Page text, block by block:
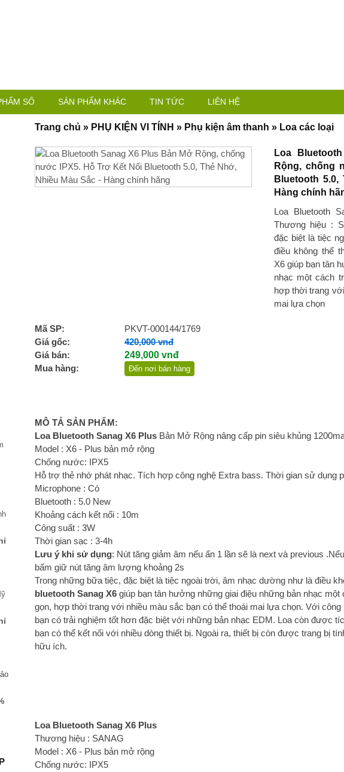
Loa
Rộng, chống
Bluetooth
Hàng chính
Loa Bluetooth
Thương hiệu :
đặc biệt là tiệc
điều không thể
X6 giúp bạn tân
nhạc một cách
hợp thời trang
mai lựa chọn
Mã SP:
PKVT-000144/1769
Giá gốc:
420,000 vnđ
Giá bán:
249,000 vnđ
Mua hàng:
Đến nơi bán hàng
MÔ TẢ SẢN PHẨM:
Loa Bluetooth Sanag X6 Plus Bản Mở Rộng nâng cấp pin siêu khủng
Model : X6 - Plus bản mở rộng
Chống nước: IPX5
Hỗ trợ thẻ nhớ phát nhạc. Tích hợp công nghệ Extra bass. Thời gian sử dụng
Microphone : Có
Bluetooth : 5.0 New
Khoảng cách kết nối : 10m
Công suất : 3W
Thời gian sạc : 3-4h
Lưu ý khi sử dụng: Nút tăng giảm âm nếu ấn 1 lần sẽ là next và previous
bấm giữ nút tăng âm lượng khoảng 2s
Trong những bữa tiệc, đặc biệt là tiệc ngoài trời, âm nhạc dường như là điều
bluetooth Sanag X6 giúp bạn tân hưởng những giai điệu những bản nhạc một
gọn, hợp thời trang với nhiều màu sắc bạn có thể thoái mai lựa chọn. Với
bạn có trải nghiệm tốt hơn đặc biệt với những bản nhạc EDM. Loa còn được
bạn có thể kết nối với nhiều dòng thiết bị. Ngoài ra, thiết bị còn được trang bị
hữu ích.
Loa Bluetooth Sanag X6 Plus
Thương hiệu : SANAG
Model : X6 - Plus bản mở rộng
Chống nước: IPX5
Trang chủ » PHỤ KIỆN VI TÍNH » Phụ kiện âm thanh » Loa các loại
SỐ SẢN PHẨM KHÁC TIN TỨC LIÊN HỆ